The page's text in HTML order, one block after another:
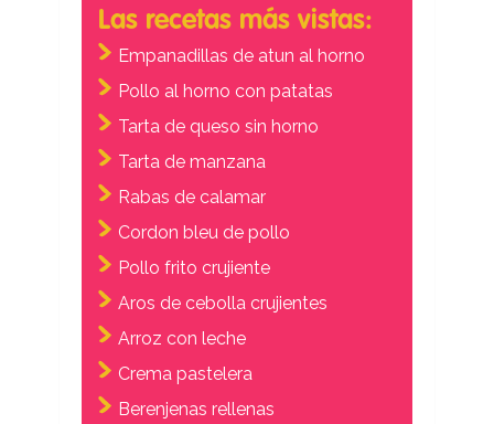
Las recetas más vistas:
Empanadillas de atun al horno
Pollo al horno con patatas
Tarta de queso sin horno
Tarta de manzana
Rabas de calamar
Cordon bleu de pollo
Pollo frito crujiente
Aros de cebolla crujientes
Arroz con leche
Crema pastelera
Berenjenas rellenas